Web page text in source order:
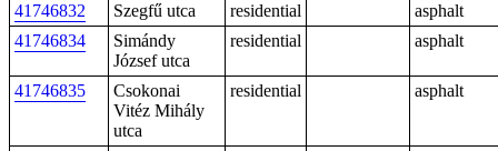
41746832 Szegfű utca residential
asphalt
41746834
Simándy
József utca
residential asphalt
41746835
Csokonai
Vitéz Mihály
utca
residential asphalt